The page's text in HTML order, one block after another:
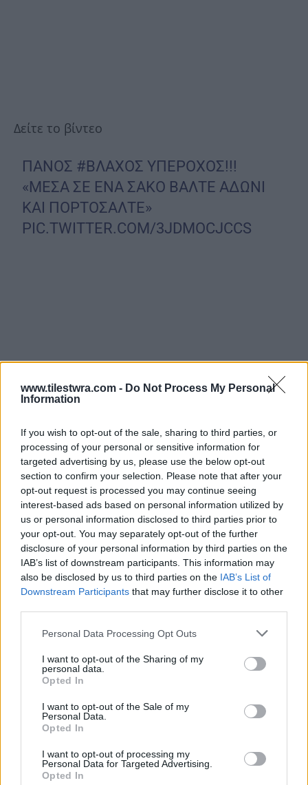
www.tilestwra.com - Do Not Process My Personal
Information
If you wish to opt-out of the sale, sharing to third parties, or
processing of your personal or sensitive information for
targeted advertising by us, please use the below opt-out
section to confirm your selection. Please note that after your
opt-out request is processed you may continue seeing
interest-based ads based on personal information utilized by
us or personal information disclosed to third parties prior to
your opt-out. You may separately opt-out of the further
disclosure of your personal information by third parties on the
IAB’s list of downstream participants. This information may
also be disclosed by us to third parties on the IAB’s List of
Downstream Participants that may further disclose it to other
Personal Data Processing Opt Outs
I want to opt-out of the Sharing of my
personal data.
Opted In
I want to opt-out of the Sale of my
Personal Data.
Opted In
I want to opt-out of processing my
Personal Data for Targeted Advertising.
Opted In
Δείτε το βίντεο
ΠΑΝΟΣ #ΒΛΑΧΟΣ ΥΠΕΡΟΧΟΣ!!!
«ΜΕΣΑ ΣΕ ΕΝΑ ΣΑΚΟ ΒΑΛΤΕ ΑΔΩΝΙ
ΚΑΙ ΠΟΡΤΟΣΑΛΤΕ»
PIC.TWITTER.COM/3JDMOCJCCS
— ΤΑΞΙΔΙΩΤΗΣ (@TO_NOU_SOU_)
FEBRUARY 11, 2024